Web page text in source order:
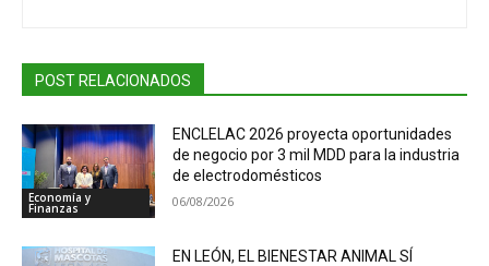
POST RELACIONADOS
Economía y
Finanzas
ENCLELAC 2026 proyecta oportunidades
de negocio por 3 mil MDD para la industria
de electrodomésticos
06/08/2026
EN LEÓN, EL BIENESTAR ANIMAL SÍ